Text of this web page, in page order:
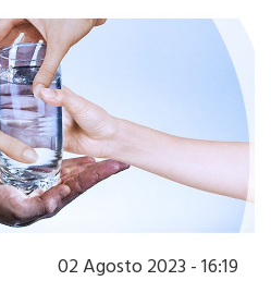
02 Agosto 2023 - 16:19